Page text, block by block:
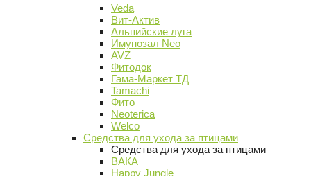
Veda
Вит-Актив
Альпийские луга
Имунозал Neo
AVZ
Фитодок
Гама-Маркет ТД
Tamachi
Фито
Neoterica
Welco
Средства для ухода за птицами
Средства для ухода за птицами
ВАКА
Happy Jungle